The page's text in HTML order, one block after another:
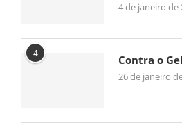
4 de janeiro de
4 Contra o
26 de janeiro